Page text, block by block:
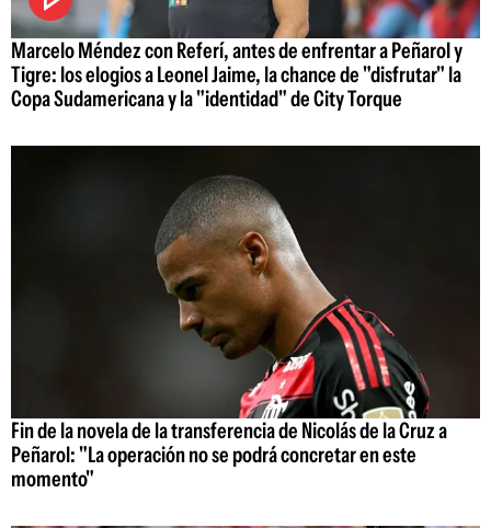
Marcelo Méndez con Referí, antes de enfrentar a Peñarol y
Tigre: los elogios a Leonel Jaime, la chance de "disfrutar" la
Copa Sudamericana y la "identidad" de City Torque
Fin de la novela de la transferencia de Nicolás de la Cruz a
Peñarol: "La operación no se podrá concretar en este
momento"